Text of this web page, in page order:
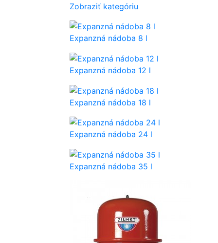
Zobraziť kategóriu
Expanzná nádoba 8 l
Expanzná nádoba 12 l
Expanzná nádoba 18 l
Expanzná nádoba 24 l
Expanzná nádoba 35 l